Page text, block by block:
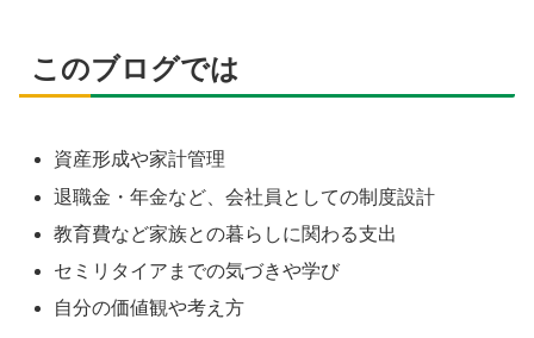
このブログでは
資産形成や家計管理
退職金・年金など、会社員としての制度設計
教育費など家族との暮らしに関わる支出
セミリタイアまでの気づきや学び
自分の価値観や考え方